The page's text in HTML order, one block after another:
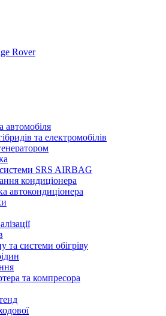
Rover
автомобіля
та електромобілів
SRS AIRBAG
кондиціонера
автокондиціонера
та системи обігріву
та компресора